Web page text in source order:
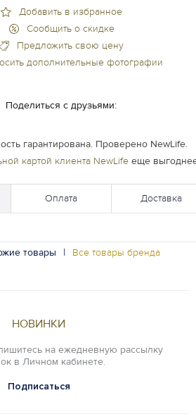
Добавить в избранное
Сообщить о скидке
Предложить свою цену
дополнительные фотографии
Поделиться с друзьями:
гарантирована. Проверено NewLife.
картой клиента NewLifeеще
Оплата Доставка
товары | Все товары бренда
НОВИНКИ
на ежедневную рассылку
в Личном кабинете.
Подписаться